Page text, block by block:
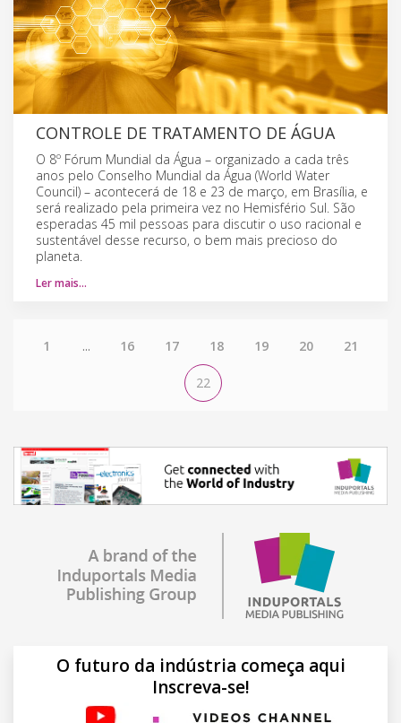
CONTROLE DE TRATAMENTO DE ÁGUA
O 8º Fórum Mundial da Água – organizado a cada três
anos pelo Conselho Mundial da Água (World Water
Council) – acontecerá de 18 e 23 de março, em Brasília, e
será realizado pela primeira vez no Hemisfério Sul. São
esperadas 45 mil pessoas para discutir o uso racional e
sustentável desse recurso, o bem mais precioso do
planeta.
Ler mais…
1 ... 16 17 18 19 20 21
22
O futuro da indústria começa aqui
Inscreva-se!